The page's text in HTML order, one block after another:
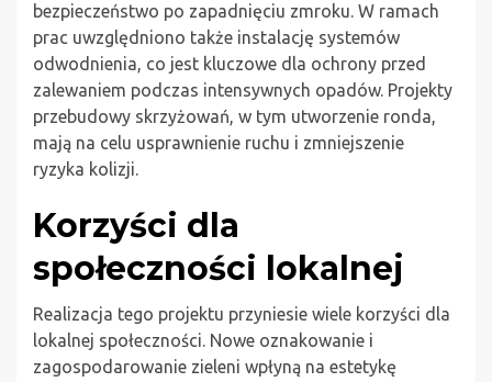
bezpieczeństwo po zapadnięciu zmroku. W ramach
prac uwzględniono także instalację systemów
odwodnienia, co jest kluczowe dla ochrony przed
zalewaniem podczas intensywnych opadów. Projekty
przebudowy skrzyżowań, w tym utworzenie ronda,
mają na celu usprawnienie ruchu i zmniejszenie
ryzyka kolizji.
Korzyści dla
społeczności lokalnej
Realizacja tego projektu przyniesie wiele korzyści dla
lokalnej społeczności. Nowe oznakowanie i
zagospodarowanie zieleni wpłyną na estetykę